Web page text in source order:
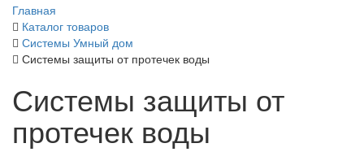
Главная
Каталог товаров
Системы Умный дом
Системы защиты от протечек воды
Системы защиты от
протечек воды